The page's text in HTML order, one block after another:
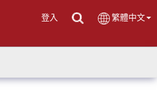
登入 繁體中文